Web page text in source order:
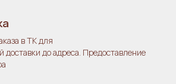
в ТК для
доставки до адреса. Предоставление